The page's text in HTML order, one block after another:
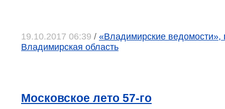
19.10.2017 06:39 / «Владимирские ведомости»,
Владимирская область
Московское лето 57-го